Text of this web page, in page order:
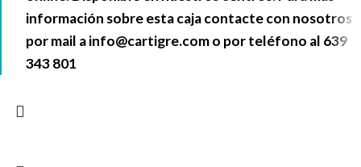
información sobre esta caja contacte con nosotros
por mail ainfo@cartigre.como por teléfono al 639
343 801